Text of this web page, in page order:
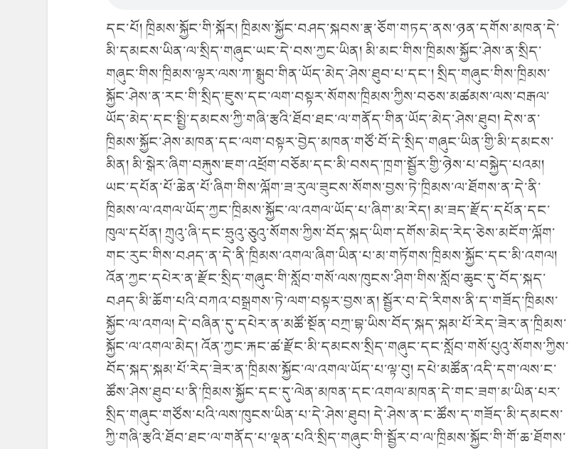
དང་པོ། ཁྲིམས་སྐྱོང་གི་སྐོར། ཁྲིམས་སྐྱོང་བཤད་སྐབས་རྣ་ཅོག་གཏད་ནས་ཉན་དགོས་མཁན་དེ་
མི་དམངས་ཡིན་ལ་སྲིད་གཞུང་ཡང་དེ་བས་ཀྱང་ཡིན། མི་མང་གིས་ཁྲིམས་སྐྱོང་ཤེས་ན་སྲིད་
གཞུང་གིས་ཁྲིམས་ལྟར་ལས་ཀ་སྒྲུབ་གིན་ཡོད་མེད་ཤེས་ཐུབ་པ་དང་། སྲིད་གཞུང་གིས་ཁྲིམས་
སྐྱོང་ཤེས་ན་རང་གི་སྲིད་ཇུས་དང་ལག་བསྟར་སོགས་ཁྲིམས་ཀྱིས་བཅས་མཚམས་ལས་བརྒལ་
ཡོད་མེད་དང་སྤྱི་དམངས་ཀྱི་གཞི་རྩའི་ཐོབ་ཐང་ལ་གནོད་གིན་ཡོད་མེད་ཤེས་ཐུབ། དེས་ན་
ཁྲིམས་སྐྱོང་ཤེས་མཁན་དང་ལག་བསྟར་བྱེད་མཁན་གཙོ་བོ་དེ་སྲིད་གཞུང་ཡིན་གྱི་མི་དམངས་
མིན། མི་སྒེར་ཞིག་བརྐུས་ཇག་འཕྲོག་བཅོམ་དང་མི་བསད་ཁྲག་སྦྱོར་གྱི་ཉེས་པ་བསྐྱེད་པའམ།
ཡང་དཔོན་པོ་ཆེན་པོ་ཞིག་གིས་ལྐོག་ཟ་རུལ་ཟུངས་སོགས་བྱས་ཏེ་ཁྲིམས་ལ་ཐོགས་ན་དེ་ནི་
ཁྲིམས་ལ་འགལ་ཡོད་ཀྱང་ཁྲིམས་སྐྱོང་ལ་འགལ་ཡོད་པ་ཞིག་མ་རེད། མ་ཟད་རྫོད་དཔོན་དང་
ཁུལ་དཔོན། ཀྲུའུ་ཞི་དང་ཧྲུའུ་ཅུའུ་སོགས་ཀྱིས་བོད་སྐད་ཡིག་དགོས་མེད་རེད་ཅེས་མངོག་ལྐོག་
གང་རུང་གིས་བཤད་ན་དེ་ནི་ཁྲིམས་འགལ་ཞིག་ཡིན་པ་མ་གཏོགས་ཁྲིམས་སྐྱོང་དང་མི་འགལ།
འོན་ཀྱང་དཔེར་ན་རྫོང་སྲིད་གཞུང་གི་སློབ་གསོ་ལས་ཁུངས་ཤིག་གིས་སློབ་ཆུང་དུ་བོད་སྐད་
བཤད་མི་ཆོག་པའི་བཀའ་བསྒྲགས་ཏེ་ལག་བསྟར་བྱས་ན། སྦྱོར་བ་དེ་རིགས་ནི་ད་གཟོད་ཁྲིམས་
སྐྱོང་ལ་འགལ། དེ་བཞིན་དུ་དཔེར་ན་མཚོ་སྔོན་བཀྲ་བྷ་ཡིས་བོད་སྐད་སྐམ་པོ་རེད་ཟེར་ན་ཁྲིམས་
སྐྱོང་ལ་འགལ་མེད། འོན་ཀྱང་རྐང་ཚ་རྫོང་མི་དམངས་སྲིད་གཞུང་དང་སློབ་གསོ་པུའུ་སོགས་ཀྱིས་
བོད་སྐད་སྐམ་པོ་རེད་ཟེར་ན་ཁྲིམས་སྐྱོང་ལ་འགལ་ཡོད་པ་ལྟ་བུ། དཔེ་མཚོན་འདི་དག་ལས་ང་
ཚོས་ཤེས་ཐུབ་པ་ནི་ཁྲིམས་སྐྱོང་དང་དུ་ལེན་མཁན་དང་འགལ་མཁན་དེ་གང་ཟག་མ་ཡིན་པར་
སྲིད་གཞུང་གཙོས་པའི་ལས་ཁུངས་ཡིན་པ་དེ་ཤེས་ཐུབ། དེ་ཤེས་ན་ང་ཚོས་ད་གཟོད་མི་དམངས་
ཀྱི་གཞི་རྩའི་ཐོབ་ཐང་ལ་གནོད་པ་ལྡན་པའི་སྲིད་གཞུང་གི་སྦྱོར་བ་ལ་ཁྲིམས་སྐྱོང་གི་གོ་ཆ་ཐོགས་